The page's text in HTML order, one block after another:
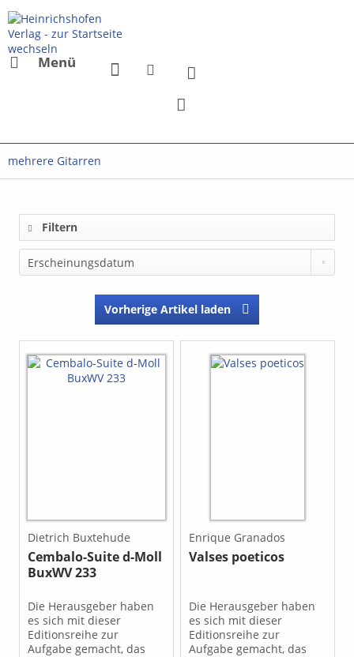
Menü
mehrere Gitarren
Filtern
Vorherige Artikel laden
Dietrich Buxtehude
Cembalo-Suite d-Moll
BuxWV 233
Die Herausgeber haben
es sich mit dieser
Editionsreihe zur
Aufgabe gemacht, das
Enrique Granados
Valses poeticos
Die Herausgeber haben
es sich mit dieser
Editionsreihe zur
Aufgabe gemacht, das